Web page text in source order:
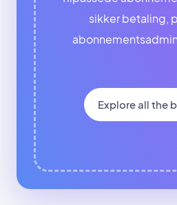
sikker betaling,
Explore all the